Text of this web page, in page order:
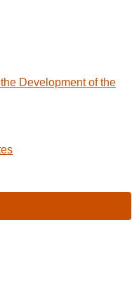
Development of the